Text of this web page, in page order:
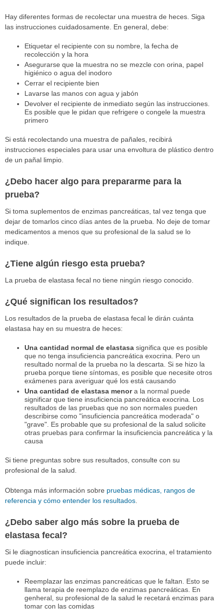
Hay diferentes formas de recolectar una muestra de heces. Siga
las instrucciones cuidadosamente. En general, debe:
Etiquetar el recipiente con su nombre, la fecha de
recolección y la hora
Asegurarse que la muestra no se mezcle con orina, papel
higiénico o agua del inodoro
Cerrar el recipiente bien
Lavarse las manos con agua y jabón
Devolver el recipiente de inmediato según las instrucciones.
Es posible que le pidan que refrigere o congele la muestra
primero
Si está recolectando una muestra de pañales, recibirá
instrucciones especiales para usar una envoltura de plástico dentro
de un pañal limpio.
¿Debo hacer algo para prepararme para la
prueba?
Si toma suplementos de enzimas pancreáticas, tal vez tenga que
dejar de tomarlos cinco días antes de la prueba. No deje de tomar
medicamentos a menos que su profesional de la salud se lo
indique.
¿Tiene algún riesgo esta prueba?
La prueba de elastasa fecal no tiene ningún riesgo conocido.
¿Qué significan los resultados?
Los resultados de la prueba de elastasa fecal le dirán cuánta
elastasa hay en su muestra de heces:
Una cantidad normal de elastasasignifica que es posible
que no tenga insuficiencia pancreática exocrina. Pero un
resultado normal de la prueba no la descarta. Si se hizo la
prueba porque tiene síntomas, es posible que necesite otros
exámenes para averiguar qué los está causando
Una cantidad de elastasa menora la normal puede
significar que tiene insuficiencia pancreática exocrina. Los
resultados de las pruebas que no son normales pueden
describirse como "insuficiencia pancreática moderada" o
"grave". Es probable que su profesional de la salud solicite
otras pruebas para confirmar la insuficiencia pancreática y la
causa
Si tiene preguntas sobre sus resultados, consulte con su
profesional de la salud.
Obtenga más información sobre pruebas médicas, rangos de
referencia y cómo entender los resultados
¿Debo saber algo más sobre la prueba de
elastasa fecal?
Si le diagnostican insuficiencia pancreática exocrina, el tratamiento
puede incluir:
Reemplazar las enzimas pancreáticas que le faltan. Esto se
llama terapia de reemplazo de enzimas pancreáticas. En
genheral, su profesional de la salud le recetará enzimas para
tomar con las comidas